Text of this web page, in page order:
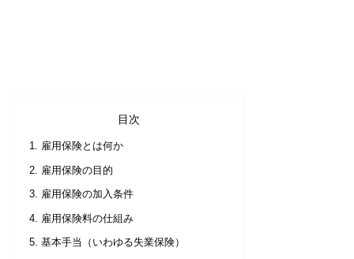
目次
雇用保険とは何か
雇用保険の目的
雇用保険の加入条件
雇用保険料の仕組み
基本手当（いわゆる失業保険）